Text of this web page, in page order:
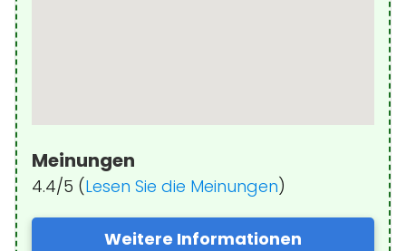
Meinungen
4.4/5 (Lesen Sie die Meinungen)
Weitere Informationen